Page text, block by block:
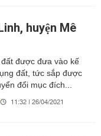
huyện Mê
được đưa vào kế
đất, tức sắp được
đổi mục đích...
11:32 | 26/04/2021